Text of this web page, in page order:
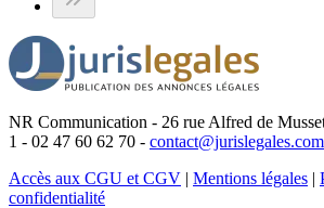
NR Communication - 26 rue Alfred de
1 - 02 47 60 62 70 - contact@jurislegales.com
Accès aux CGU et CGV | Mentions légales |
confidentialité